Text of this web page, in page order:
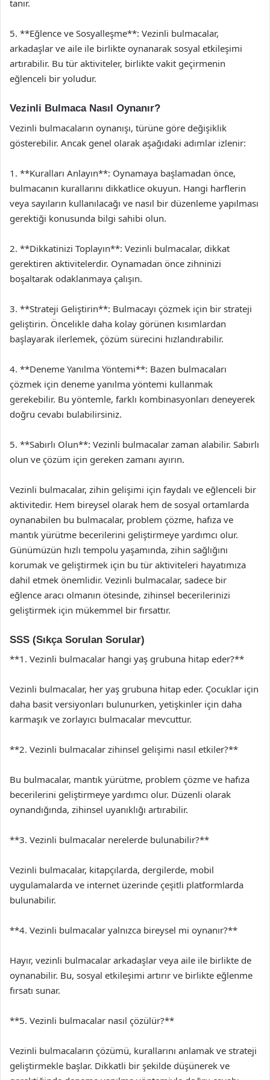
tanır.
5. **Eğlence ve Sosyalleşme**: Vezinli bulmacalar,
arkadaşlar ve aile ile birlikte oynanarak sosyal etkileşimi
artırabilir. Bu tür aktiviteler, birlikte vakit geçirmenin
eğlenceli bir yoludur.
Vezinli Bulmaca Nasıl Oynanır?
Vezinli bulmacaların oynanışı, türüne göre değişiklik
gösterebilir. Ancak genel olarak aşağıdaki adımlar izlenir:
1. **Kuralları Anlayın**: Oynamaya başlamadan önce,
bulmacanın kurallarını dikkatlice okuyun. Hangi harflerin
veya sayıların kullanılacağı ve nasıl bir düzenleme yapılması
gerektiği konusunda bilgi sahibi olun.
2. **Dikkatinizi Toplayın**: Vezinli bulmacalar, dikkat
gerektiren aktivitelerdir. Oynamadan önce zihninizi
boşaltarak odaklanmaya çalışın.
3. **Strateji Geliştirin**: Bulmacayı çözmek için bir strateji
geliştirin. Öncelikle daha kolay görünen kısımlardan
başlayarak ilerlemek, çözüm sürecini hızlandırabilir.
4. **Deneme Yanılma Yöntemi**: Bazen bulmacaları
çözmek için deneme yanılma yöntemi kullanmak
gerekebilir. Bu yöntemle, farklı kombinasyonları deneyerek
doğru cevabı bulabilirsiniz.
5. **Sabırlı Olun**: Vezinli bulmacalar zaman alabilir. Sabırlı
olun ve çözüm için gereken zamanı ayırın.
Vezinli bulmacalar, zihin gelişimi için faydalı ve eğlenceli bir
aktivitedir. Hem bireysel olarak hem de sosyal ortamlarda
oynanabilen bu bulmacalar, problem çözme, hafıza ve
mantık yürütme becerilerini geliştirmeye yardımcı olur.
Günümüzün hızlı tempolu yaşamında, zihin sağlığını
korumak ve geliştirmek için bu tür aktiviteleri hayatımıza
dahil etmek önemlidir. Vezinli bulmacalar, sadece bir
eğlence aracı olmanın ötesinde, zihinsel becerilerinizi
geliştirmek için mükemmel bir fırsattır.
SSS (Sıkça Sorulan Sorular)
**1. Vezinli bulmacalar hangi yaş grubuna hitap eder?**
Vezinli bulmacalar, her yaş grubuna hitap eder. Çocuklar için
daha basit versiyonları bulunurken, yetişkinler için daha
karmaşık ve zorlayıcı bulmacalar mevcuttur.
**2. Vezinli bulmacalar zihinsel gelişimi nasıl etkiler?**
Bu bulmacalar, mantık yürütme, problem çözme ve hafıza
becerilerini geliştirmeye yardımcı olur. Düzenli olarak
oynandığında, zihinsel uyanıklığı artırabilir.
**3. Vezinli bulmacalar nerelerde bulunabilir?**
Vezinli bulmacalar, kitapçılarda, dergilerde, mobil
uygulamalarda ve internet üzerinde çeşitli platformlarda
bulunabilir.
**4. Vezinli bulmacalar yalnızca bireysel mi oynanır?**
Hayır, vezinli bulmacalar arkadaşlar veya aile ile birlikte de
oynanabilir. Bu, sosyal etkileşimi artırır ve birlikte eğlenme
fırsatı sunar.
**5. Vezinli bulmacalar nasıl çözülür?**
Vezinli bulmacaların çözümü, kurallarını anlamak ve strateji
geliştirmekle başlar. Dikkatli bir şekilde düşünerek ve